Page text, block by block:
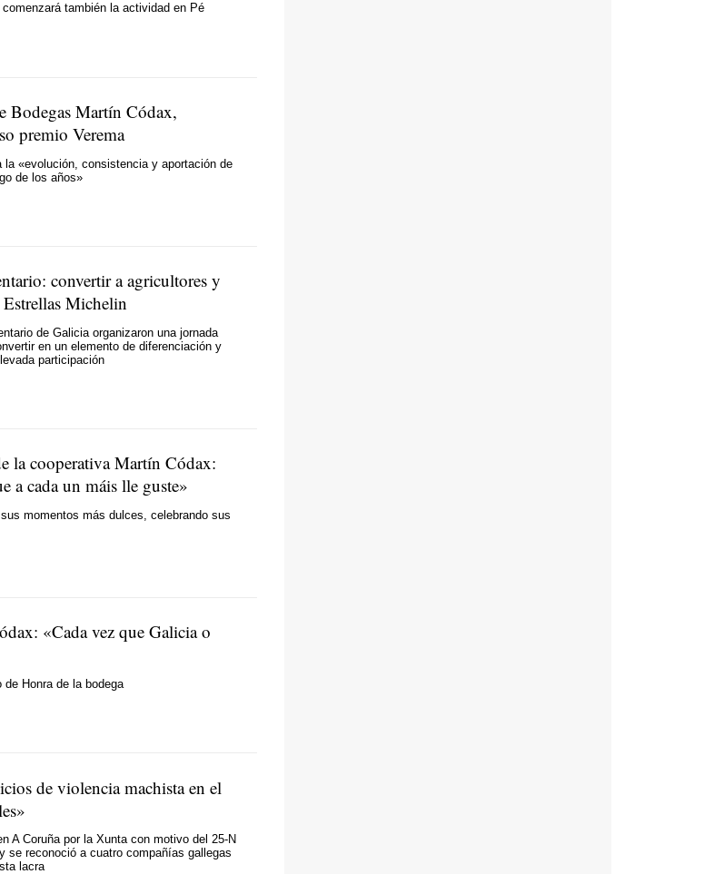
también la actividad en Pé
Bodegas Martín Códax,
premio Verema
«evolución, consistencia y aportación de
de los años»
convertir a agricultores y
Estrellas Michelin
de Galicia organizaron una jornada
en un elemento de diferenciación y
participación
la cooperativa Martín Códax:
a cada un máis lle guste»
momentos más dulces, celebrando sus
«Cada vez que Galiciao
Honra de la bodega
de violencia machista en el
A Coruña por la Xunta con motivo del 25-N
se reconoció a cuatro compañías gallegas
lacra